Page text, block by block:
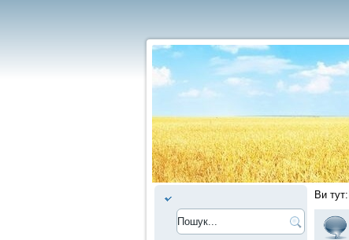
Ви тут: